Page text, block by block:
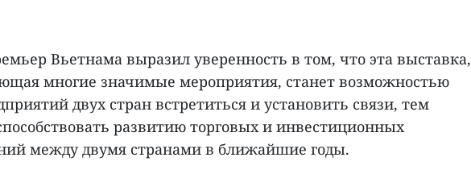
Вьетнама выразил уверенность в том, что эта выставка,
многие значимые мероприятия, станет возможностью
двух стран встретиться и установить связи, тем
развитию торговых и инвестиционных
между двумя странами в ближайшие годы.